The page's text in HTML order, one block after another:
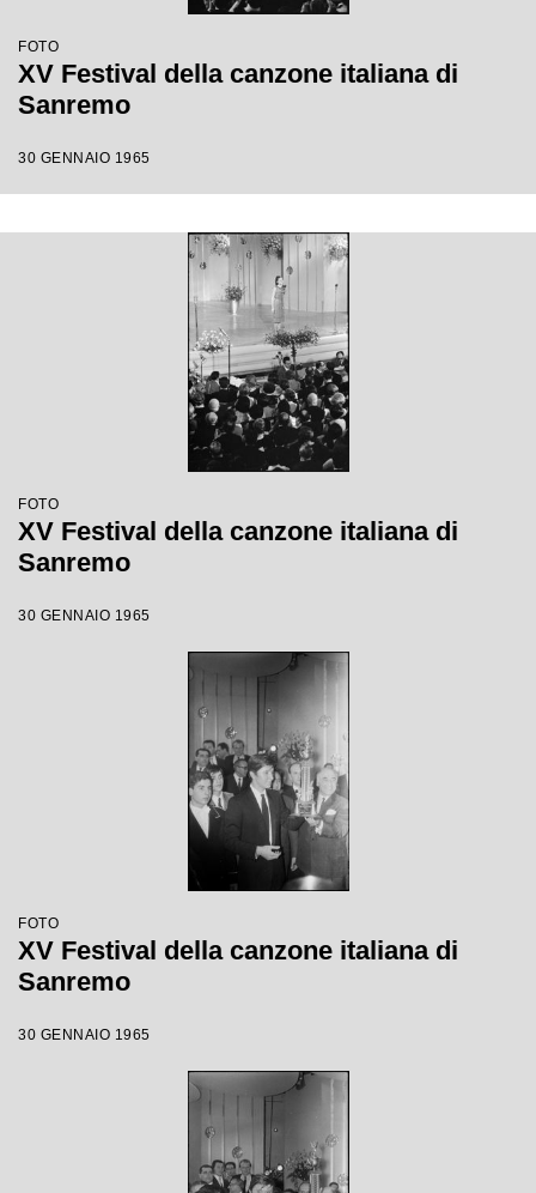
FOTO
XV Festival della canzone italiana di
Sanremo
30 GENNAIO 1965
FOTO
XV Festival della canzone italiana di
Sanremo
30 GENNAIO 1965
FOTO
XV Festival della canzone italiana di
Sanremo
30 GENNAIO 1965